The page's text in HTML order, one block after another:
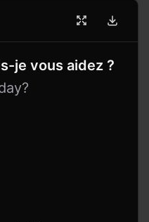
je vous aidez ?